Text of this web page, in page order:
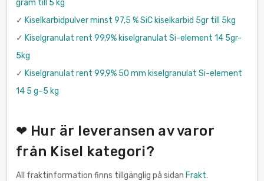
gram till 5 kg
✓ Kiselkarbidpulver minst 97,5 % SiC kiselkarbid 5gr till 5kg
✓ Kiselgranulat rent 99,9% kiselgranulat Si-element 14 5gr-
5kg
✓ Kiselgranulat rent 99,9% 50 mm kiselgranulat Si-element
14 5 g–5 kg
❤ Hur är leveransen av varor
från Kisel kategori?
All fraktinformation finns tillgänglig på sidan Frakt.